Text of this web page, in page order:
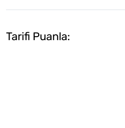
Tarifi Puanla: